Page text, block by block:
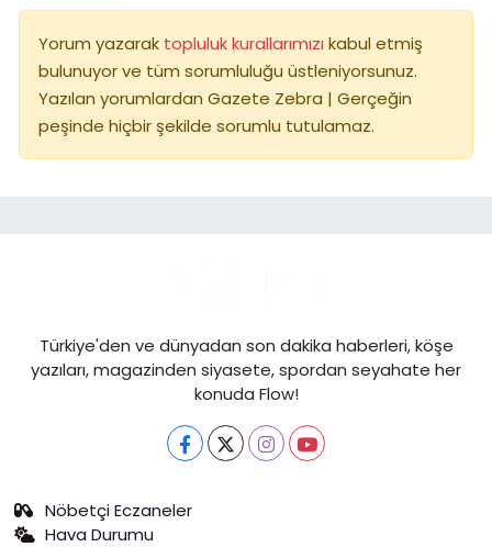
Yorum yazarak topluluk kurallarımızı kabul etmiş
bulunuyor ve tüm sorumluluğu üstleniyorsunuz.
Yazılan yorumlardan Gazete Zebra | Gerçeğin
peşinde hiçbir şekilde sorumlu tutulamaz.
Türkiye'den ve dünyadan son dakika haberleri, köşe
yazıları, magazinden siyasete, spordan seyahate her
konuda Flow!
Nöbetçi Eczaneler
Hava Durumu